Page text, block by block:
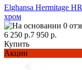
Elghansa Hermitage
хром
6 250 р.7 950 р.
Купить
Акции